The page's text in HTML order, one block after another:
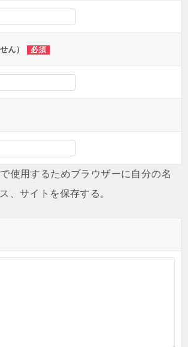
ん） 必須
使用するためブラウザーに自分の名
、サイトを保存する。